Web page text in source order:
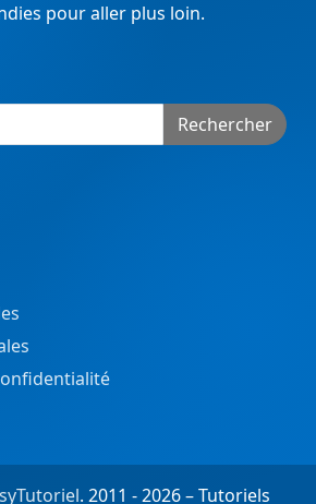
pour aller plus loin.
Rechercher
. 2011 - 2026 – Tutoriels